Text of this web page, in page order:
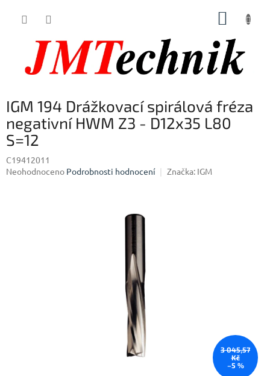
IGM 194 Drážkovací spirálová fréza
negativní HWM Z3 - D12x35 L80
S=12
C19412011
Průměrné
Neohodnoceno Podrobnosti hodnocení Značka: IGM
3 045,57
Kč
–5 %